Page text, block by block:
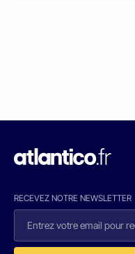
RECEVEZ NOTRE NEWSLETTER